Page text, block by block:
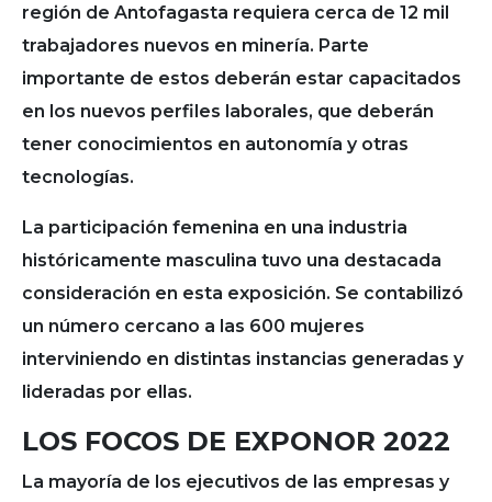
región de Antofagasta requiera cerca de 12 mil
trabajadores nuevos en minería. Parte
importante de estos deberán estar capacitados
en los nuevos perfiles laborales, que deberán
tener conocimientos en autonomía y otras
tecnologías.
La participación femenina en una industria
históricamente masculina tuvo una destacada
consideración en esta exposición. Se contabilizó
un número cercano a las 600 mujeres
interviniendo en distintas instancias generadas y
lideradas por ellas.
LOS FOCOS DE EXPONOR 2022
La mayoría de los ejecutivos de las empresas y